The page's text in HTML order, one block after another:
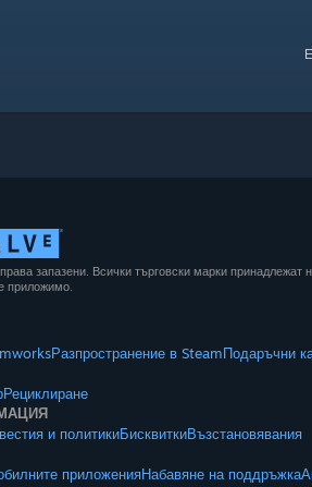
запазени. Всички търговски марки
приложимо.
Разпространение в SteamПодаръчни
Рециклиране
и политикиБисквиткиВъзстановявания
приложенияНабавяне на поддръжка